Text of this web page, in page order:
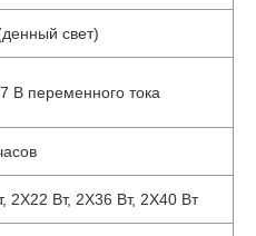
свет)
В переменного тока
2X22 Вт, 2X36 Вт, 2X40 Вт